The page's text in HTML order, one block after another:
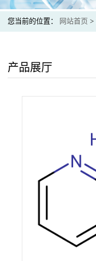
您当前的位置： 网站首页 >
产品展厅